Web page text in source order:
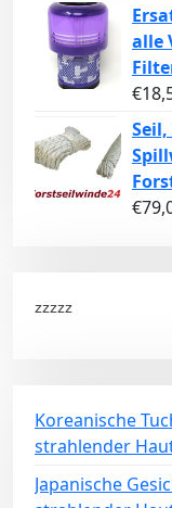
alle
€
€
zzzzz
Koreanische
strahlender
Japanische